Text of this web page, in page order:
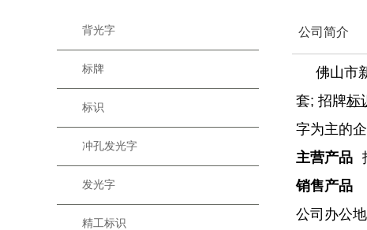
公司简介
佛山市新
套; 招牌标
字为主的企
主营产品
销售产品
公司办公
背光字
标牌
标识
冲孔发光字
发光字
精工标识